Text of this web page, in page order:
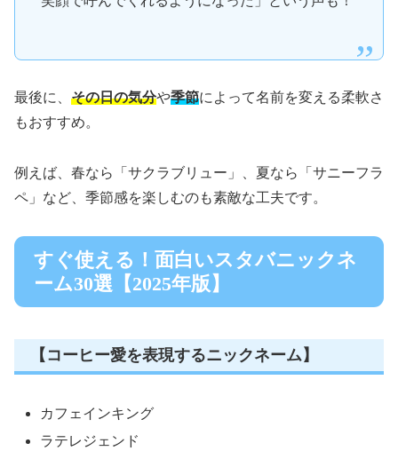
最後に、 その日の気分や季節によって名前を変える柔軟さ
もおすすめ。
例えば、春なら「サクラブリュー」、夏なら「サニーフラ
ペ」など、季節感を楽しむのも素敵な工夫です。
すぐ使える！面白いスタバニックネ
ーム30選【2025年版】
【コーヒー愛を表現するニックネーム】
カフェインキング
ラテレジェンド